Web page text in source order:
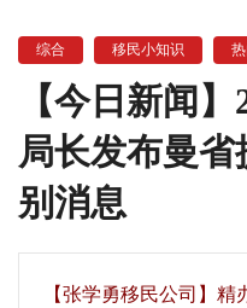
综合 移民小知识
【今日新闻
局长发布曼
别消息
【‍张学勇移民公司‍】